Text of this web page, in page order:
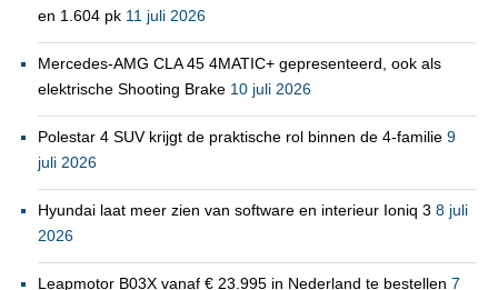
en 1.604 pk 11 juli 2026
Mercedes-AMG CLA 45 4MATIC+ gepresenteerd, ook als
elektrische Shooting Brake 10 juli 2026
Polestar 4 SUV krijgt de praktische rol binnen de 4-familie 9
juli 2026
Hyundai laat meer zien van software en interieur Ioniq 3 8 juli
2026
Leapmotor B03X vanaf € 23.995 in Nederland te bestellen 7